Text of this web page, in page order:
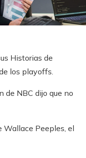
Historias de
los playoffs.
de NBC dijo que no
Wallace Peeples, el